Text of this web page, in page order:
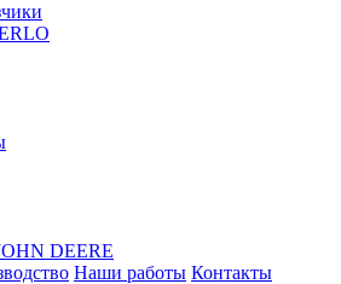
DEERE
Наши работы Контакты